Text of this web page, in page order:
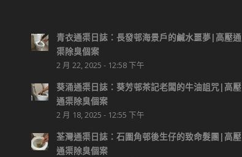
青衣通渠日誌：長發邨海景戶的鹹水噩夢|高壓通
渠除臭個案
2 月 22, 2025 - 12:58 下午
葵涌通渠日誌：葵芳邨茶記老闆的牛油詛咒|高壓
通渠除臭個案
2 月 18, 2025 - 12:55 下午
荃灣通渠日誌：石圍角邨後生仔的致命髮團|高壓
通渠除臭個案